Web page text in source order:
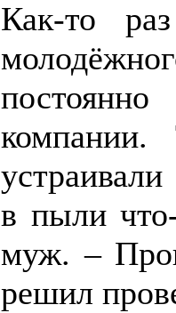
Как-то
в пыли
муж. –
решил